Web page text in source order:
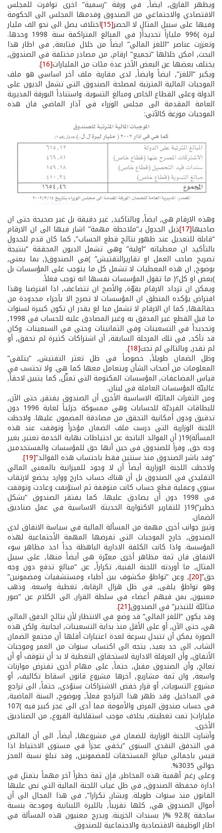
ويظهر الفارق, ايضاً, في ورقة “رسمية” اخرى توافرت للمجلس
الاقتصادي والاجتماعي من الصندوق وقدمها المجلس الى الحكومة
وفيها ­على سبيل المثال لا الحصر­[15] اختلاف يصل الى نحو الف مليار
ليرة )996 ملياراً تحديداً( في المبالغ المتراكمة سنة 1998 وحدها.
وتعززت عناصر “اللغز المالي” ايضاً من خلال متابعة, في اطار هذا
البحث, امكن خلالها “تجميع” ارقام, من مصادر مختلفة في الصندوق,
يختلف بعضها عن البعض الآخر عدة مئات من المليارات[16]
.
ويكبر “اللغز”, ايضاً وايضاً, لدى مقاربة ملف آخر اساسي هو ملف
الموجبات المالية المترتبة لمصلحة الصندوق التي تشمل الديون على
الدولة وعلى القطاع الخاص ومبالغ التسوية. واستناداً الىورقة المديرية
العامة المقدمة الى مجلس الوزراء في آذار الماضي فان هذه
الموجبات موزعة كالآتي:
وهذه الارقام هي, ايضاً, وبالتاكيد, غير دقيقة بل غير صحيحة حتى ان
صاحبها[17] ذيل الجدول بـ”ملاحظة مهمة” اشار فيها الى ان الارقام
“قابلة للتعديل عند ظهور نتائج قطع الحساب”, كما كان قدم للجدول
بالتأكيد ان معطياته “اولية” وهي تشمل الديون المحققة “بنتيجة
تصريح صاحب العمل او تقاريرالتفتيش” )في الصندوق(, بما يعني,
بوضوح, ان هذه المعطيات لا تشمل كل ما يتوجب على المؤسسات بل
)بعض او كل؟( ما تقول المؤسسات نفسها انه توجب فعلاً.
ويمكن ان تزداد الارقام بقوّة, والأصح ان تتضاعف, اذا افترضنا ­وهذا
افتراض يؤكده المنطق­ ان المؤسسات لا تصرح الا بأجزاء محدودة من
حقائقها, كما ان الارقام لا تشمل مبا لغ ­يقدر ان تكون كبيرة­ لسنوات
ما قبل القطع غير المدقق به وغير المصادق عليه للحساب في 1998,
وتحديداً في التسعينات وفي الثمانينات وحتى في السبعينات. وكان
قد تأكد, في تلك المرحلة السابقة, أن اشتراكات كثيرة لم تحقق, أو
لم تقدر, وبالتالي لم تجبَ[18]
.
وظل الضمان طويلاً, خصوصاً في ظل تعثر التفتيش, “يتلقى”
المعلومات من أصحاب الشأن ويتعامل معها كما هي. ولا تحتسب في
قياس المضاعفات, المؤسسات المكتومة التي تمثّل, كما يتبين لاحقاً,
غالبيّة المؤسسات العاملة في لبنان.
ومن الثغرات الماليّة الاساسية الأخرى أن الصندوق يفتقر, حتى الآن,
للبطاقات الفرديّة للحسابات وهي ممسوكة جزئياً لغاية 1996 دون
تدقيق ودون أمكانية التحقق من مصادقة المضمون عليها. ولاحظت
اللجنة الوزارية التي درست ملف الضمان مؤخراً وتوقفت عند هذه
المسألة)19( أن الفوائد الناتجة عن احتياطات نهاية الخدمة تعتبر, بغير
وجه حق, وفراً للصندوق في حين أنها حق للمؤسسات والمستخدمين
“وقد باشر الصندوق منذ سنتين فقط باحتساب هذه الفوائد”[19]
.
ولاحظت اللجنة الوزارية أيضاً أن لا وجود للميزانية بالمعنى المالي
التقليدي في الصندوق بل أن هناك حساب خارج ووارد يخضع لارتقاب
سنوي وعملية قطع حساب كانت متوقفة ثم استؤنفت وعادت وتوقفت
في 1998 دون أن يصادق عليها. كما يفتقر الصندوق “بشكل
خطير”)19( للتقارير الاكتوارية الحديثة الاساسية في عمل صناديق
الضمان.
وتبرز جوانب أخرى مهمة من المسألة المالية في سياسة الانفاق لدى
الصندوق, خارج الموجبات التي تفرضها المهمة الأجتماعية لهذه
المؤسسة. واذا كانت الكلفة الادارية الباهظة جداً احد مظاهر سوء
الانفاق فان ثمة مظاهر أخرى معبّرة هي أيضاً منها, على سبيل
المثال, ما أوردته اللجنة الفنية, تكراراً, عن “مبالغ تدفع دون وجه
حق”[20] , وعن “تواطؤ مكشوف بين أطباء ومستشفيات ومضمونين”
وهو تواطؤ يلقى, في ظل هزال الرقابة, تغطية واسعة. وذهب
معنيون, بمن فيهم أعضاء في سلطة القرار, الى الكلام عن “صور
مثاليّة للتبذير” في الصندوق[21]
.
وقد يكون “اللغز المالي” قد وضع في الانتظار لأن نتائج الدفق المالي
هي, حتى الآن, أو على الأقل منذ بداية التسعينات, ايجابية. ولكن هذه
الصورة يمكن أن تتبدل بسرعة لعدة اعتبارات أقلها أن مجتمع الضمان
الشاب, الى حد بعيد, يتجه الى اكتساب سنوات من العمر وموجبات
الأتفاق, وأن العرقلة الادارية لاستحقاق التغطية لا بد أن تتوقف أو أن
تعالج, وأن الصندوق مقبل, حتماً, على مهام أخرى تفترض موازنات
واسعة, وان ثمة مشاريع, آخرها مشروع قانون اسقاط تكاليف, أو
مشروع التسويات, أو قرار خفض الاشتراكات ستؤدي, حتماً, الى تراجع
في المداخيل. وقد ظهر هذا التراجع فعلاً, وبوضوح, السنة الماضية,
في حساب صندوق المرض والأمومة مما أدى الى عجز كبير فيه )107
مليارات( تمت تغطيته, بخلاف موجب استقلالية الفروع, من الصناديق
الأخرى.
وأشارت اللجنة الوزارية للضمان في مشروعها, أيضاً, الى أن الفائض
في التدفق النقدي السنوي “يخفي عجزاً في مستوى الاحتياط اذا
قيس باجمالي مبالغ المستحقات للمضمونين, وقد تبلغ نسبة العجز
حوالي 30­35%.
وعلى رغم أهمية هذه المخاطر, فإن ثمة خطراً آخر مهماً يتمثل في
ادارة محفظة الصندوق, في ظل غياب اللجنة المالية التي نص عليها
القانون منذ سنوات طويلة. ويشار, تكرارا”, في هذا المجال الى أن
أموال الصندوق هي, كلها تقريباً, بالليرة اللبنانية ومودعة بنسبة
ساحقة )92.8 %( بسندات الخزينة. ويدرج معنيون هذه المسألة في
اطار الوظيفة الاقتصادية والاجتماعية للصندوق.